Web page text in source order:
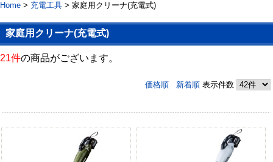
Home > 充電工具 > 家庭用クリーナ(充電式)
家庭用クリーナ(充電式)
21件の商品がございます。
価格順 新着順表示件数